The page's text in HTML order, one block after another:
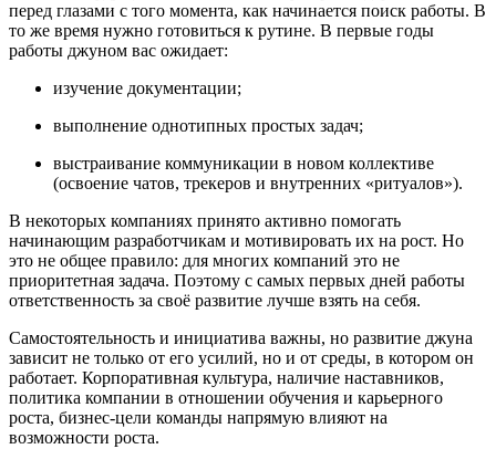
перед глазами с того момента, как начинается поиск работы. В
то же время нужно готовиться к рутине. В первые годы
работы джуном вас ожидает:
изучение документации;
выполнение однотипных простых задач;
выстраивание коммуникации в новом коллективе
(освоение чатов, трекеров и внутренних «ритуалов»).
В некоторых компаниях принято активно помогать
начинающим разработчикам и мотивировать их на рост. Но
это не общее правило: для многих компаний это не
приоритетная задача. Поэтому с самых первых дней работы
ответственность за своё развитие лучше взять на себя.
Самостоятельность и инициатива важны, но развитие джуна
зависит не только от его усилий, но и от среды, в котором он
работает. Корпоративная культура, наличие наставников,
политика компании в отношении обучения и карьерного
роста, бизнес-цели команды напрямую влияют на
возможности роста.